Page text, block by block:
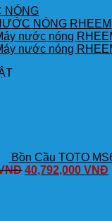
NÓNG
NÓNG RHEEM
nước nóng
nước nóng
Bồn Cầu TOTO
40,792,000VNĐ